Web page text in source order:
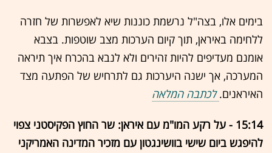
בימים אלו, בצה"ל נרשמת כוננות שיא לאפשרות של חזרה
ללחימה באיראן, תוך קיום הערכות מצב שוטפות. בצבא
אומנם מעדיפים להיות זהירים ולא לנבא בהכרח איך תיראה
המערכה, אך ישנה היערכות גם לתרחיש של הפתעה מצד
האיראנים. לכתבה המלאה
15:14 - על רקע המו"מ עם איראן: שר החוץ הפקיסטני צפוי
להיפגש ביום שישי בוושינגטון עם מזכיר המדינה האמריקני